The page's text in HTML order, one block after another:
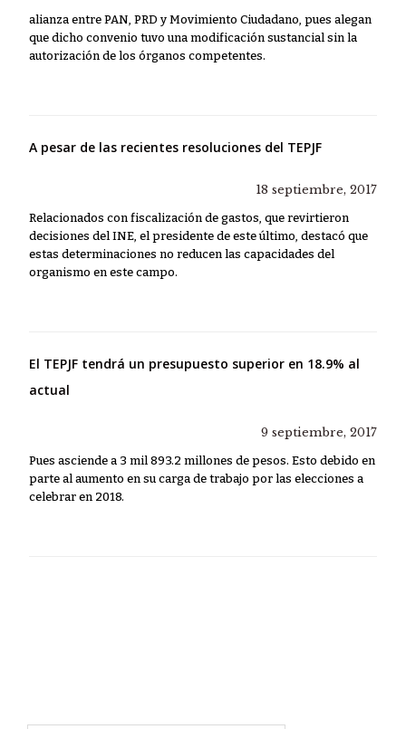
alianza entre PAN, PRD y Movimiento Ciudadano, pues alegan
que dicho convenio tuvo una modificación sustancial sin la
autorización de los órganos competentes.
A pesar de las recientes resoluciones del TEPJF
18 septiembre, 2017
Relacionados con fiscalización de gastos, que revirtieron
decisiones del INE, el presidente de este último, destacó que
estas determinaciones no reducen las capacidades del
organismo en este campo.
El TEPJF tendrá un presupuesto superior en 18.9% al
actual
9 septiembre, 2017
Pues asciende a 3 mil 893.2 millones de pesos. Esto debido en
parte al aumento en su carga de trabajo por las elecciones a
celebrar en 2018.